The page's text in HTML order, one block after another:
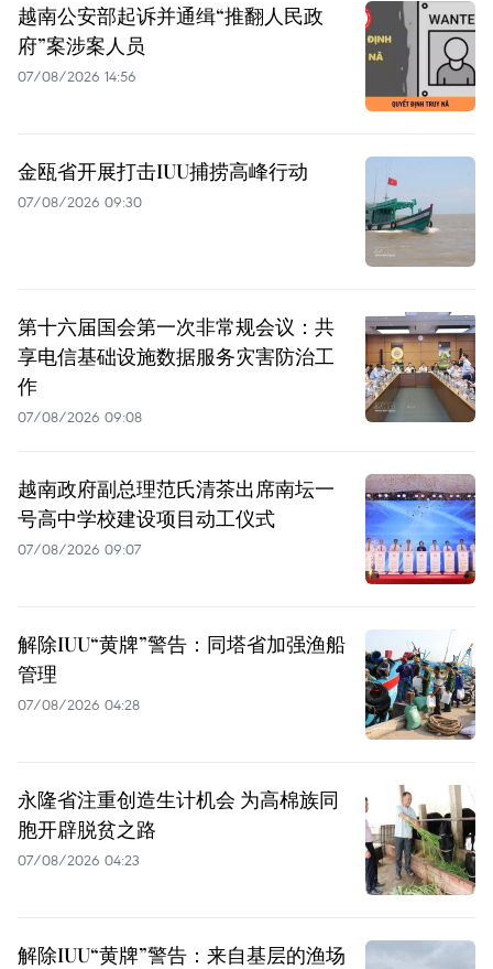
越南公安部起诉并通缉“推翻人民政
府”案涉案人员
07/08/2026 14:56
金瓯省开展打击IUU捕捞高峰行动
07/08/2026 09:30
第十六届国会第一次非常规会议：共
享电信基础设施数据服务灾害防治工
作
07/08/2026 09:08
越南政府副总理范氏清茶出席南坛一
号高中学校建设项目动工仪式
07/08/2026 09:07
解除IUU“黄牌”警告：同塔省加强渔船
管理
07/08/2026 04:28
永隆省注重创造生计机会 为高棉族同
胞开辟脱贫之路
07/08/2026 04:23
解除IUU“黄牌”警告：来自基层的渔场